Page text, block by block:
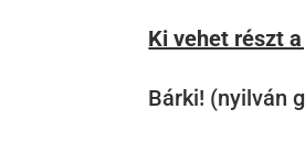
Ki vehet részt
Bárki! (nyilván